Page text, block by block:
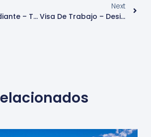
Visa De Estudiante – Temporal – Perú
Next
Visa De Trabajo – Designado No Domiciliado (Temporal) – Perú